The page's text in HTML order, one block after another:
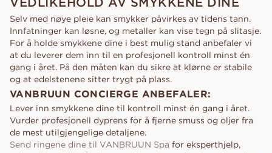
Selv med nøye pleie kan smykker påvirkes av tidens tann.
Innfatninger kan løsne, og metaller kan vise tegn på slitasje.
For å holde smykkene dine i best mulig stand anbefaler vi
at du leverer dem inn til en profesjonell kontroll minst én
gang i året. På den måten kan du sikre at klørne er stabile
og at edelstenene sitter trygt på plass.
VANBRUUN CONCIERGE ANBEFALER:
Lever inn smykkene dine til kontroll minst én gang i året.
Vurder profesjonell dyprens for å fjerne smuss og oljer fra
de mest utilgjengelige detaljene.
Send ringene dine til VANBRUUN Spa for eksperthjelp,